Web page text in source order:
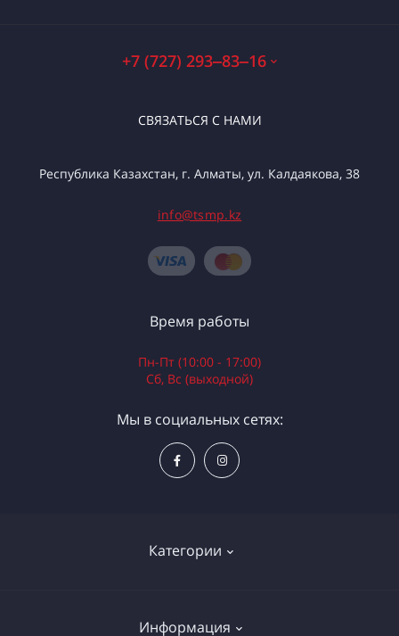
+7 (727) 293‒83‒16
СВЯЗАТЬСЯ С НАМИ
Республика Казахстан, г. Алматы, ул. Калдаякова, 38
info@tsmp.kz
Категории
Электроинструменты
Информация
Время работы
Пн-Пт (10:00 - 17:00)
Сб, Вс (выходной)
Мы в социальных сетях: